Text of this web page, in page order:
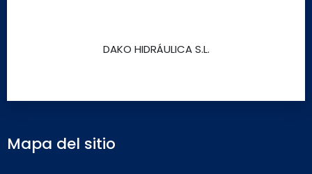
DAKO HIDRÁULICA S.L.
Mapa del sitio
Así verás lo que
realmente te